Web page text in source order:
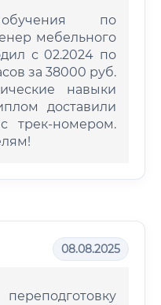
по
мебельного
с 02.2024 по
за 38000 руб.
навыки
доставили
трек-номером.
08.08.2025